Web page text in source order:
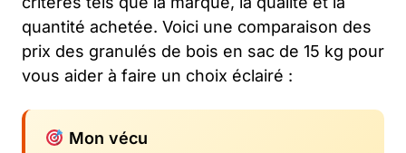
quantité achetée. Voici une comparaison des
prix des granulés de bois en sac de 15 kg pour
vous aider à faire un choix éclairé :
Mon vécu